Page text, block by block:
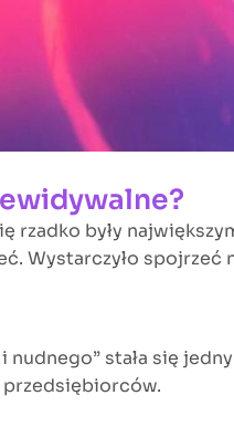
były
Wystarczyło spojrzeć
stała się
przedsiębiorców.